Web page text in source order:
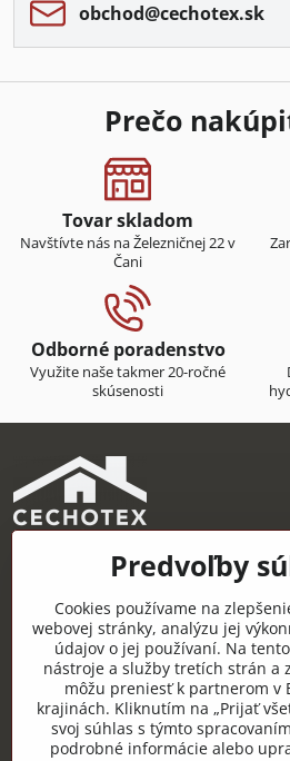
obchod​@cechotex​.sk
Prečo
Tovar skladom
Navštívte nás na Železničnej 22 v
Čani
Odborné poradenstvo
Využite naše takmer 20-ročné
skúsenosti
CECHOTEX s.r.o.
Železničná 22, 044 14 Čaňa
IČO: 48181757
DIČ: 2120085451
IČ DPH: SK2120085451
Užitočné odkazy
Predvoľby
Cookies používame na
webovej stránky, analýzu jej
údajov o jej používaní. Na
nástroje a služby tretích strán a
môžu preniesť k partnerom v
krajinách. Kliknutím na „Prijať
svoj súhlas s týmto
podrobné informácie alebo